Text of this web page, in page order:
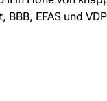
EFAS und